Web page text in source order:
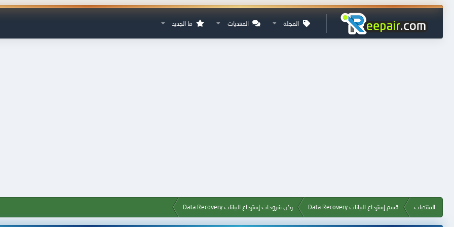
المجلة المنتديات ما الجديد
المنتديات قسم إسترجاع البيانات Data Recovery ركن شروحات إسترجاع البيانات Data Recovery